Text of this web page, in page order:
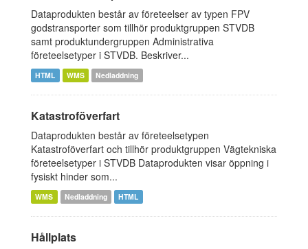
Dataprodukten består av företeelser av typen FPV
godstransporter som tillhör produktgruppen STVDB
samt produktundergruppen Administrativa
företeelsetyper i STVDB. Beskriver...
HTML WMS Nedladdning
Katastroföverfart
Dataprodukten består av företeelsetypen
Katastroföverfart och tillhör produktgruppen Vägtekniska
företeelsetyper i STVDB Dataprodukten visar öppning i
fysiskt hinder som...
WMS Nedladdning HTML
Hållplats